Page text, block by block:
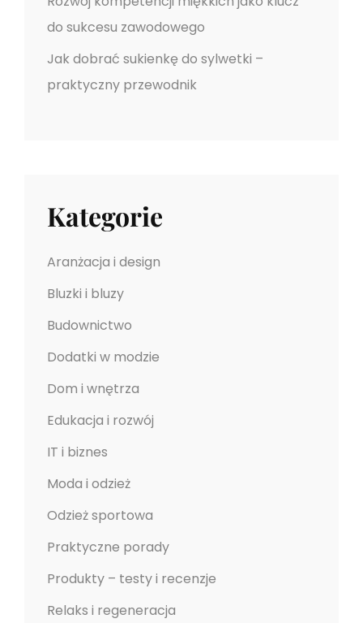
do sukcesu zawodowego
Jak dobrać sukienkę do sylwetki –
praktyczny przewodnik
Kategorie
Aranżacja i design
Bluzki i bluzy
Budownictwo
Dodatki w modzie
Dom i wnętrza
Edukacja i rozwój
IT i biznes
Moda i odzież
Odzież sportowa
Praktyczne porady
Produkty – testy i recenzje
Relaks i regeneracja